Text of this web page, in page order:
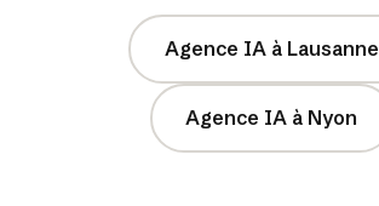
Agence IA à Lausanne
Agence IA à Nyon